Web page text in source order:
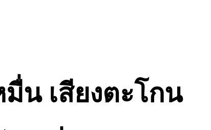
น เสียงตะโกน